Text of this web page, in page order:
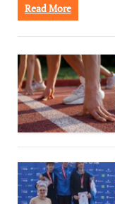
Read More